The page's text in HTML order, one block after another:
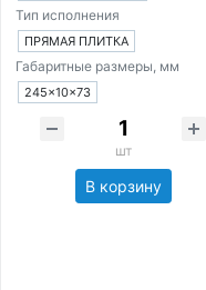
Тип исполнения
ПРЯМАЯ ПЛИТКА
Габаритные размеры, мм
245×10×73
шт
В корзину